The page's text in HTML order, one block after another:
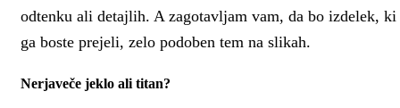
odtenku ali detajlih. A zagotavljam vam, da bo izdelek, ki
ga boste prejeli, zelo podoben tem na slikah.
Nerjaveče jeklo ali titan?